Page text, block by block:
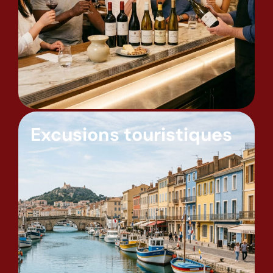
Excusions touristiques